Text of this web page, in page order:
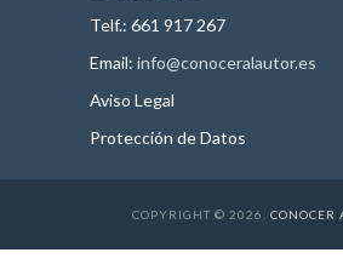
Telf.: 661 917 267
Email: info@conoceralautor.es
Aviso Legal
Protección de Datos
COPYRIGHT © 2026. CONOCER